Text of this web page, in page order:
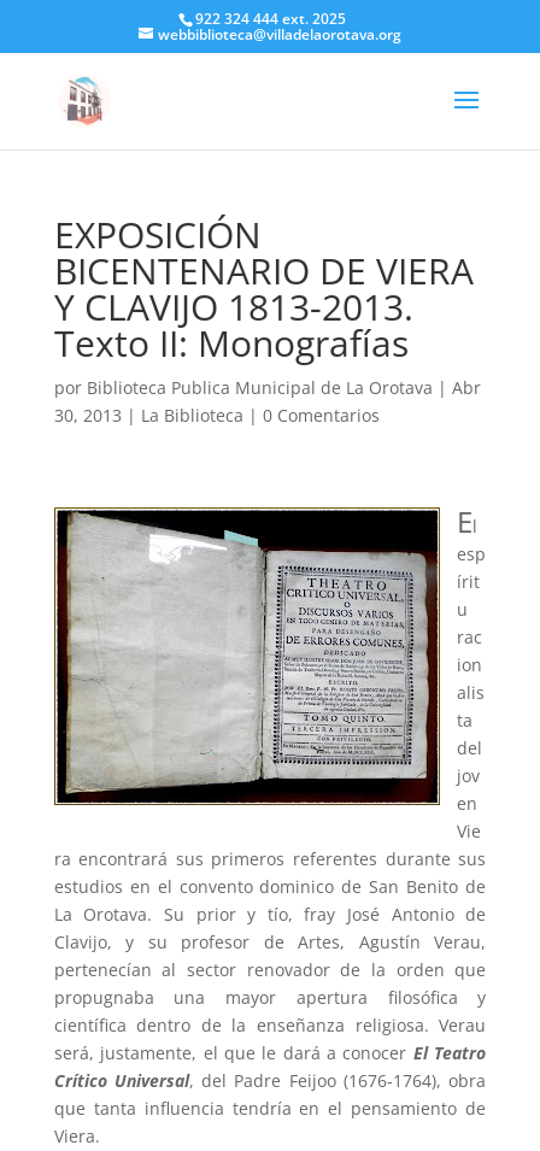
922 324 444 ext. 2025
webbiblioteca@villadelaorotava.org
EXPOSICIÓN
BICENTENARIO DE VIERA
Y CLAVIJO 1813-2013.
Texto II: Monografías
por Biblioteca Publica Municipal de La Orotava | Abr
30, 2013 | La Biblioteca | 0 Comentarios
El
esp
írit
u
rac
ion
alis
ta
del
jov
en
Vie
ra encontrará sus primeros referentes durante sus
estudios en el convento dominico de San Benito de
La Orotava. Su prior y tío, fray José Antonio de
Clavijo, y su profesor de Artes, Agustín Verau,
pertenecían al sector renovador de la orden que
propugnaba una mayor apertura filosófica y
científica dentro de la enseñanza religiosa. Verau
será, justamente, el que le dará a conocer El Teatro
Crítico Universal, del Padre Feijoo (1676-1764), obra
que tanta influencia tendría en el pensamiento de
Viera.